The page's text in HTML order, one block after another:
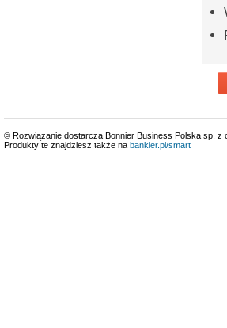
© Rozwiązanie dostarcza Bonnier Business Polska sp. z
Produkty te znajdziesz także na bankier.pl/smart